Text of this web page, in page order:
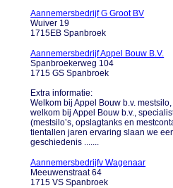
Aannemersbedrijf G Groot BV
Wuiver 19
1715EB Spanbroek
Aannemersbedrijf Appel Bouw B.V.
Spanbroekerweg 104
1715 GS Spanbroek
Extra informatie:
Welkom bij Appel Bouw b.v.
welkom bij Appel Bouw b.v.,
(mestsilo’s, opslagtanks en
tientallen jaren ervaring slaan we
geschiedenis .......
Aannemersbedrijfv Wagenaar
Meeuwenstraat 64
1715 VS Spanbroek